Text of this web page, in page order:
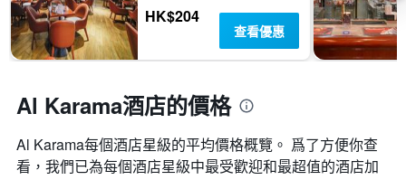
HK$204
查看優惠
Al Karama酒店的價格
Al Karama​每個酒店星級的平均價格概覽。 爲了方便你查
看，我們已為每個酒店星級中最受歡迎和最超值的酒店加